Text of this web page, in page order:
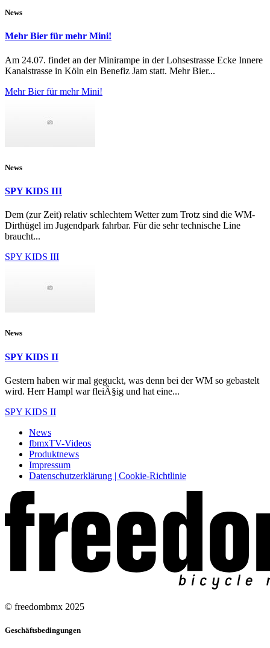
News
Mehr Bier für mehr Mini!
Am 24.07. findet an der Minirampe in der Lohsestrasse Ecke Innere
Kanalstrasse in Köln ein Benefiz Jam statt. Mehr Bier...
Mehr Bier für mehr Mini!
News
SPY KIDS III
Dem (zur Zeit) relativ schlechtem Wetter zum Trotz sind die WM-
Dirthügel im Jugendpark fahrbar. Für die sehr technische Line
braucht...
SPY KIDS III
News
SPY KIDS II
Gestern haben wir mal geguckt, was denn bei der WM so gebastelt
wird. Herr Hampl war fleiÂ§ig und hat eine...
SPY KIDS II
News
fbmxTV-Videos
Produktnews
Impressum
Datenschutzerklärung | Cookie-Richtlinie
© freedombmx 2025
Geschäftsbedingungen